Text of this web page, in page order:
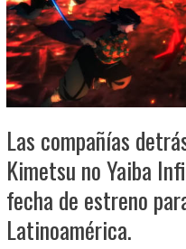
Las compañías
Kimetsu no Yaiba
fecha de estreno
Latinoamérica.